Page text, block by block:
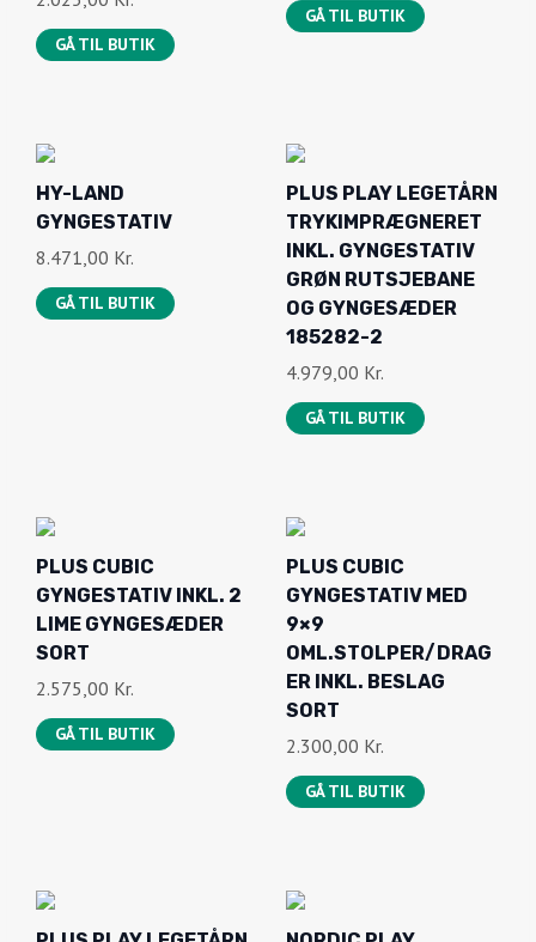
185282-2
PLUS CUBIC
LIME GYNGESÆDER
PLUS CUBIC
GYNGESTATIV MED
9×9
OML.STOLPER/DRAG
ER INKL. BESLAG
2.300,00Kr.
PLUS PLAY LEGETÅRN
M/SKRÅT TAG
TRYKIMPRÆGNERET
BLÅ RUTSJEBANE OG
NORDIC PLAY
GYNGESTATIV
ARTHUR SORT
GRUNDMALET INKL. 2
SORTE GYNGER
2.102,00Kr.